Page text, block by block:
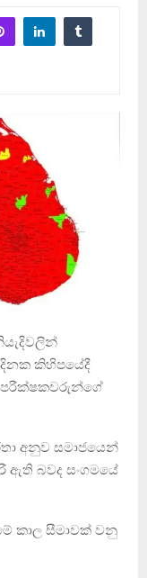
දිනක කිහිපයේදී
පරීක්ෂකවරුන්ගේ
අනුව සමාජයෙන්
බවද සංගමයේ
කාල සීමාවක් වනු